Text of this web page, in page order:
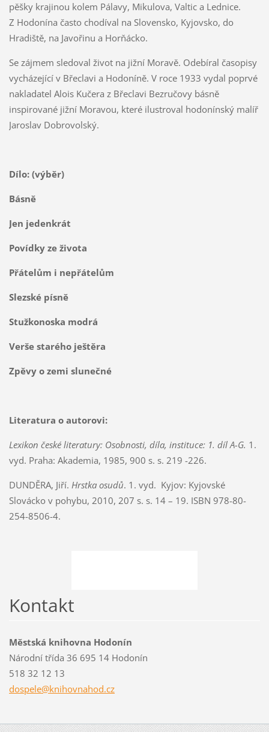
pěšky krajinou kolem Pálavy, Mikulova, Valtic a Lednice.
Z Hodonína často chodíval na Slovensko, Kyjovsko, do
Hradiště, na Javořinu a Horňácko.
Se zájmem sledoval život na jižní Moravě. Odebíral časopisy
vycházející v Břeclavi a Hodoníně. V roce 1933 vydal poprvé
nakladatel Alois Kučera z Břeclavi Bezručovy básně
inspirované jižní Moravou, které ilustroval hodonínský malíř
Jaroslav Dobrovolský.
Dílo: (výběr)
Básně
Jen jedenkrát
Povídky ze života
Přátelům i nepřátelům
Slezské písně
Stužkonoska modrá
Verše starého ještěra
Zpěvy o zemi slunečné
Literatura o autorovi:
Lexikon české literatury: Osobnosti, díla, instituce: 1. díl A-G. 1.
vyd. Praha: Akademia, 1985, 900 s. s. 219 -226.
DUNDĚRA, Jiří. Hrstka osudů. 1. vyd. Kyjov: Kyjovské
Slovácko v pohybu, 2010, 207 s. s. 14 – 19. ISBN 978-80-
254-8506-4.
Kontakt
Městská knihovna Hodonín
Národní třída 36 695 14 Hodonín
518 32 12 13
dospele@knihovnahod.cz